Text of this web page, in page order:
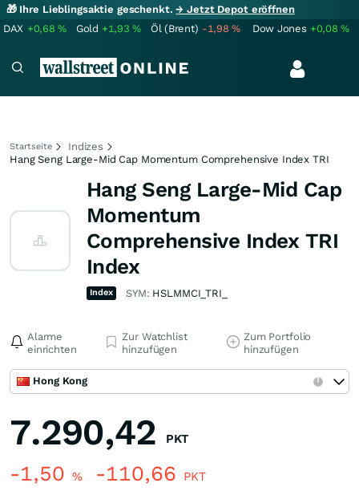
🎁 Ihre Lieblingsaktie geschenkt.→ Jetzt Depot eröffnen
DAX +0,68% Gold +1,93% Öl (Brent) -1,98% Dow Jones +0,08%
Startseite
Indizes
Hang Seng Large-Mid Cap Momentum Comprehensive Index TRI
Hang Seng Large-Mid Cap
Momentum
Comprehensive Index TRI
Index
Index SYM: HSLMMCI_TRI_
Alarme
einrichten
Zur Watchlist
hinzufügen
Zum Portfolio
hinzufügen
Hong Kong
7.290,42 PKT
-1,50 % -110,66 PKT